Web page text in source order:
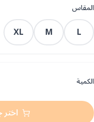
المقاس
L
M
XL
الكمية